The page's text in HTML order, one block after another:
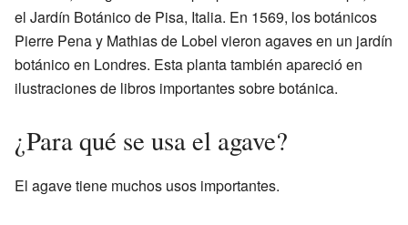
el Jardín Botánico de Pisa, Italia. En 1569, los botánicos
Pierre Pena y Mathias de Lobel vieron agaves en un jardín
botánico en Londres. Esta planta también apareció en
ilustraciones de libros importantes sobre botánica.
¿Para qué se usa el agave?
El agave tiene muchos usos importantes.